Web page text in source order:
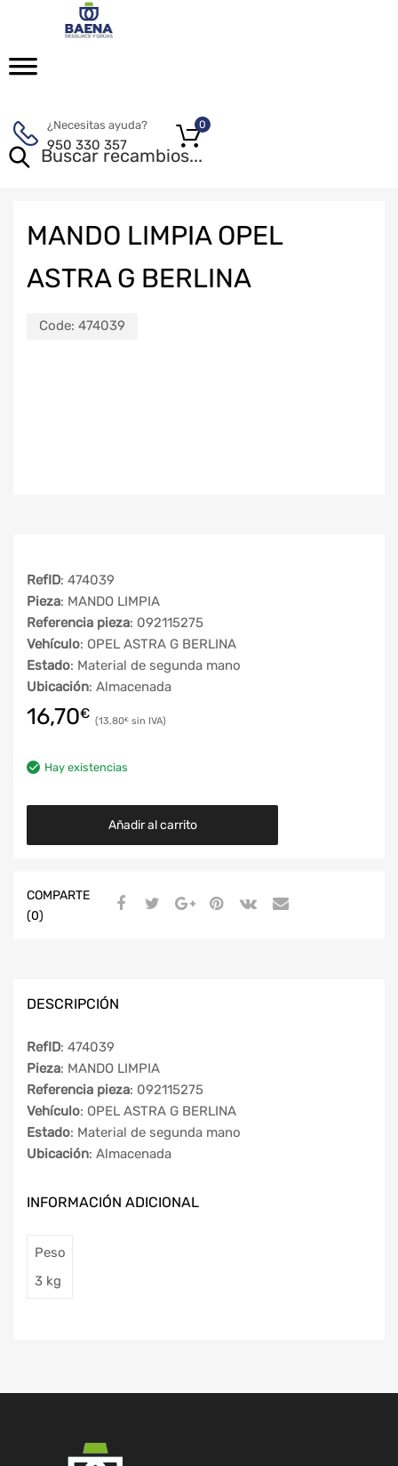
¿Necesitas ayuda?
950 330 357
0
MANDO LIMPIA OPEL
ASTRA G BERLINA
Code: 474039
RefID: 474039
Pieza: MANDO LIMPIA
Referencia pieza: 092115275
Vehículo: OPEL ASTRA G BERLINA
Estado: Material de segunda mano
Ubicación: Almacenada
16,70€ 13,80€
Hay existencias
Añadir al carrito
COMPARTE
(0)
DESCRIPCIÓN
RefID: 474039
Pieza: MANDO LIMPIA
Referencia pieza: 092115275
Vehículo: OPEL ASTRA G BERLINA
Estado: Material de segunda mano
Ubicación: Almacenada
INFORMACIÓN ADICIONAL
Peso
3 kg